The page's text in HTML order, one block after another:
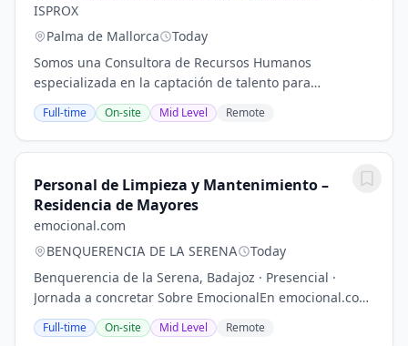
ISPROX
Palma de Mallorca
Today
Somos una Consultora de Recursos Humanos
especializada en la captación de talento para
organizaciones empresariales. En ISPROX tenemos el
objetivo de seleccionar talento para las compañías que
mejor...
Full-time On-site Mid Level Remote
Personal de Limpieza y Mantenimiento –
Residencia de Mayores
emocional.com
BENQUERENCIA DE LA SERENA
Today
Benquerencia de la Serena, Badajoz · Presencial ·
Jornada a concretar Sobre EmocionalEn emocional.com
somos un centro de psicología y formación que
combina lo mejor de la tecnología con lo mejor de...
Full-time On-site Mid Level Remote